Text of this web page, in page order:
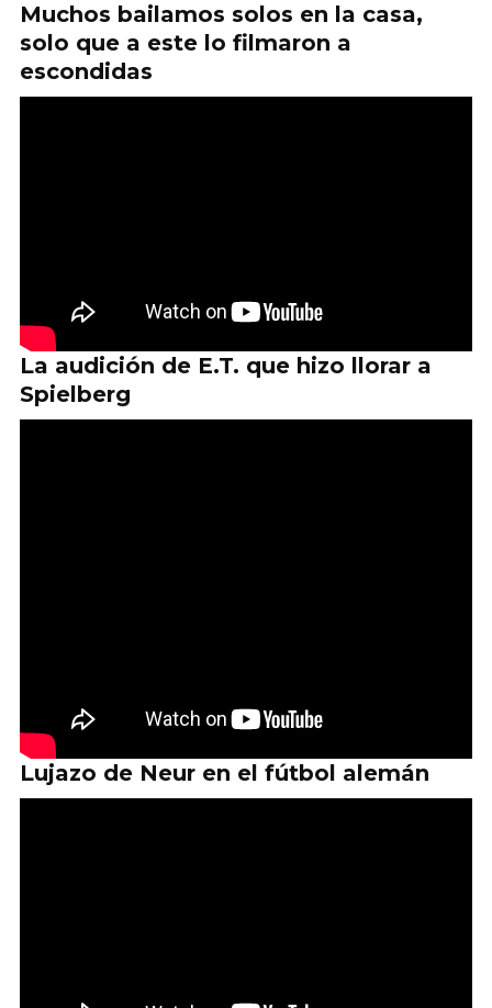
Muchos bailamos solos en la casa,
solo que a este lo filmaron a
escondidas
La audición de E.T. que hizo llorar a
Spielberg
Lujazo de Neur en el fútbol alemán